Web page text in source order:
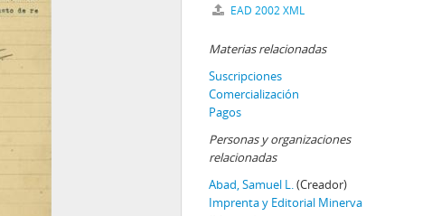
EAD 2002 XML
Materias relacionadas
Suscripciones
Comercialización
Pagos
Personas y organizaciones
relacionadas
Abad, Samuel L.(Creador)
Imprenta y Editorial Minerva